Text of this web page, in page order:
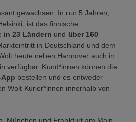
gewachsen. In nur 5 Jahren,
ist das finnische
in 23 Ländern und über 160
in Deutschland und dem
heute neben Hannover auch in
verfügbar. Kund*innen können die
bestellen und es entweder
Wolt Kurier*innen innerhalb von